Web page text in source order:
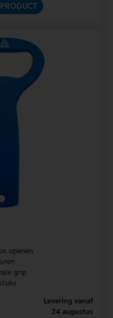
openen
grip
Levering vanaf
24 augustus